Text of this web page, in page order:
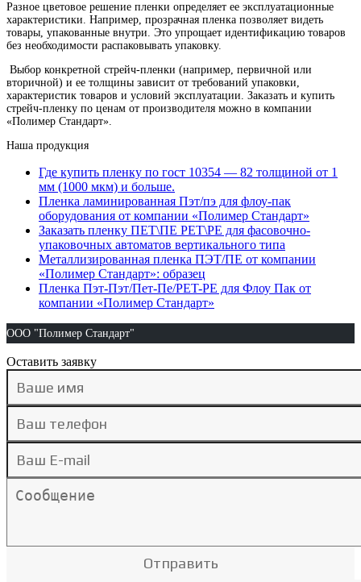
Разное цветовое решение пленки определяет ее эксплуатационные
характеристики. Например, прозрачная пленка позволяет видеть
товары, упакованные внутри. Это упрощает идентификацию товаров
без необходимости распаковывать упаковку.
Выбор конкретной стрейч-пленки (например, первичной или
вторичной) и ее толщины зависит от требований упаковки,
характеристик товаров и условий эксплуатации. Заказать и купить
стрейч-пленку по ценам от производителя можно в компании
«Полимер Стандарт».
Наша продукция
Где купить пленку по гост 10354 — 82 толщиной от 1
мм (1000 мкм) и больше.
Пленка ламинированная Пэт/пэ для флоу-пак
оборудования от компании «Полимер Стандарт»
Заказать пленку ПЕТ\ПЕ PET\PE для фасовочно-
упаковочных автоматов вертикального типа
Металлизированная пленка ПЭТ/ПЕ от компании
«Полимер Стандарт»: образец
Пленка Пэт-Пэт/Пет-Пе/PET-PE для Флоу Пак от
компании «Полимер Стандарт»
ООО "Полимер Стандарт"
Оставить заявку